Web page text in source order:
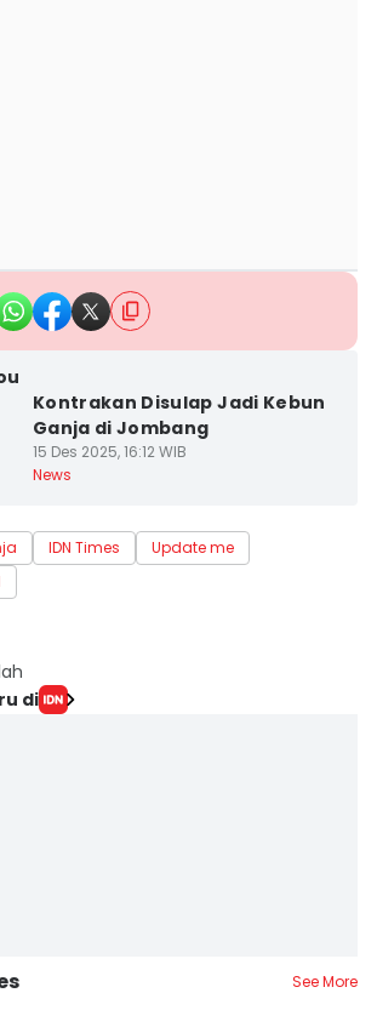
Kontrakan Disulap Jadi Kebun
Ganja di Jombang
15 Des 2025, 16:12 WIB
News
IDN Times
Update me
di
See More